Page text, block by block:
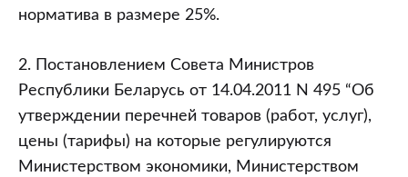
норматива в размере 25%.
2. Постановлением Совета Министров
Республики Беларусь от 14.04.2011 N 495 “Об
утверждении перечней товаров (работ, услуг),
цены (тарифы) на которые регулируются
Министерством экономики, Министерством